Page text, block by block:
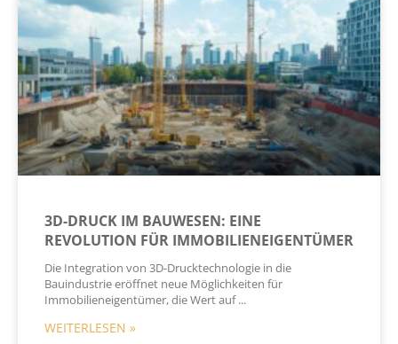
3D-DRUCK IM BAUWESEN: EINE
REVOLUTION FÜR IMMOBILIENEIGENTÜMER
Die Integration von 3D-Drucktechnologie in die
Bauindustrie eröffnet neue Möglichkeiten für
Immobilieneigentümer, die Wert auf
WEITERLESEN »